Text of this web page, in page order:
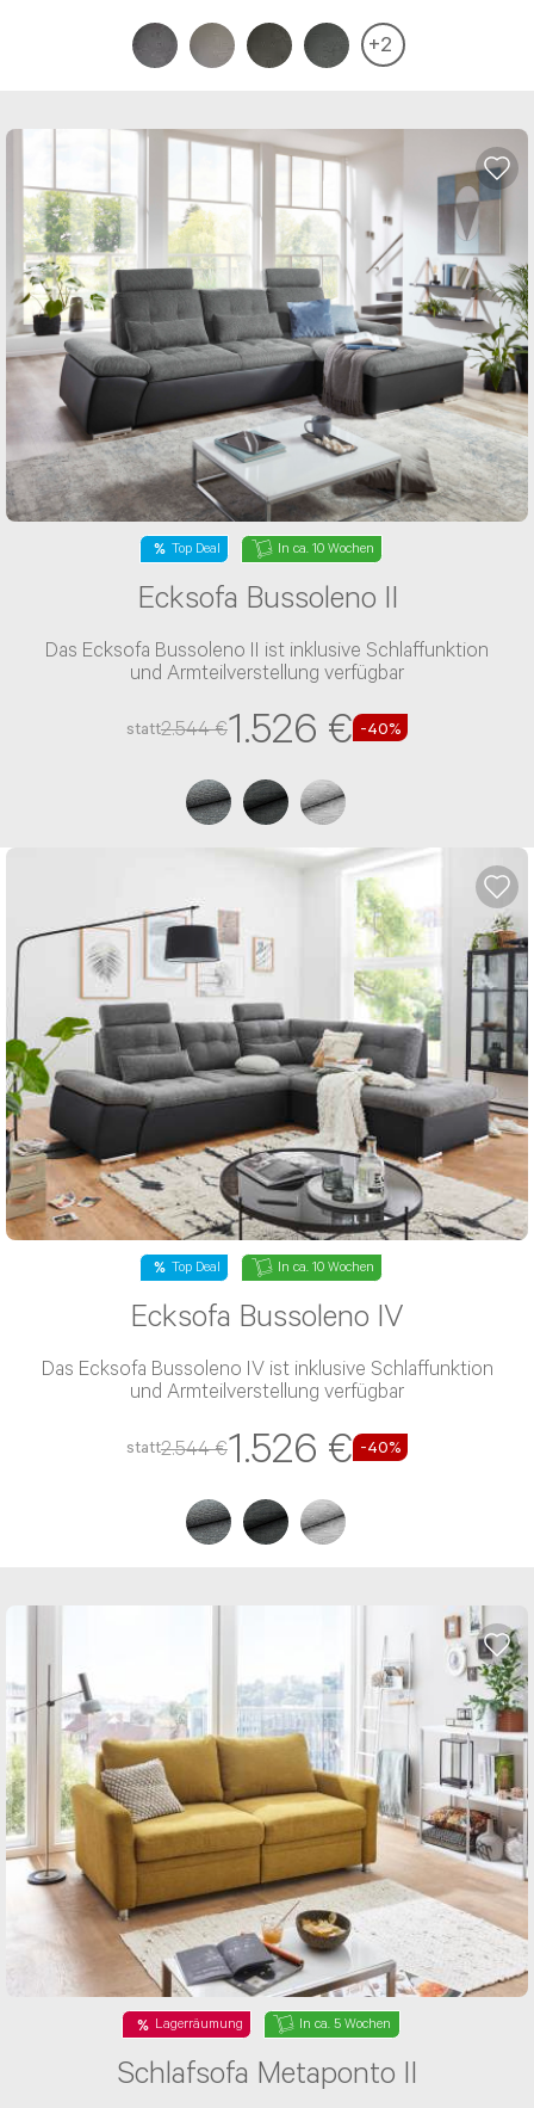
Beratung per E-Mail
Verfügung. Hier erreicht Ihr Anliegen direkt den
perfekten Ansprechpartner. Bequemer geht’s
nicht.
Uns erreichen gerade sehr viele Anfragen auf
allen Kontaktkanälen. Deshalb dauert die
Beantwortung Deiner Anfrage länger. Wir
geben alles, um Dein Anliegen so schnell wie
möglich zu beantworten und bitten Dich um
Geduld. Falls du bereits eine E-Mail geschrieben
hast, werden wir Dir selbstverständlich
antworten, eine weitere Anfrage ist nicht
erforderlich.
Betreff wählen*
+2
Top Deal In ca. 10 Wochen
Ecksofa Bussoleno II
Das Ecksofa Bussoleno II ist inklusive Schlaffunktion
und Armteilverstellung verfügbar
statt2.544 €1.526 € -40%
Top Deal In ca. 10 Wochen
Ecksofa Bussoleno IV
Das Ecksofa Bussoleno IV ist inklusive Schlaffunktion
und Armteilverstellung verfügbar
statt2.544 €1.526 € -40%
Lagerräumung In ca. 5 Wochen
Schlafsofa Metaponto II